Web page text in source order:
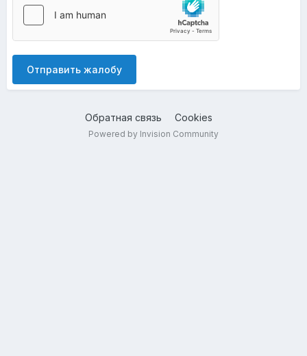
Отправить жалобу
Обратная связь Cookies
Powered by Invision Community